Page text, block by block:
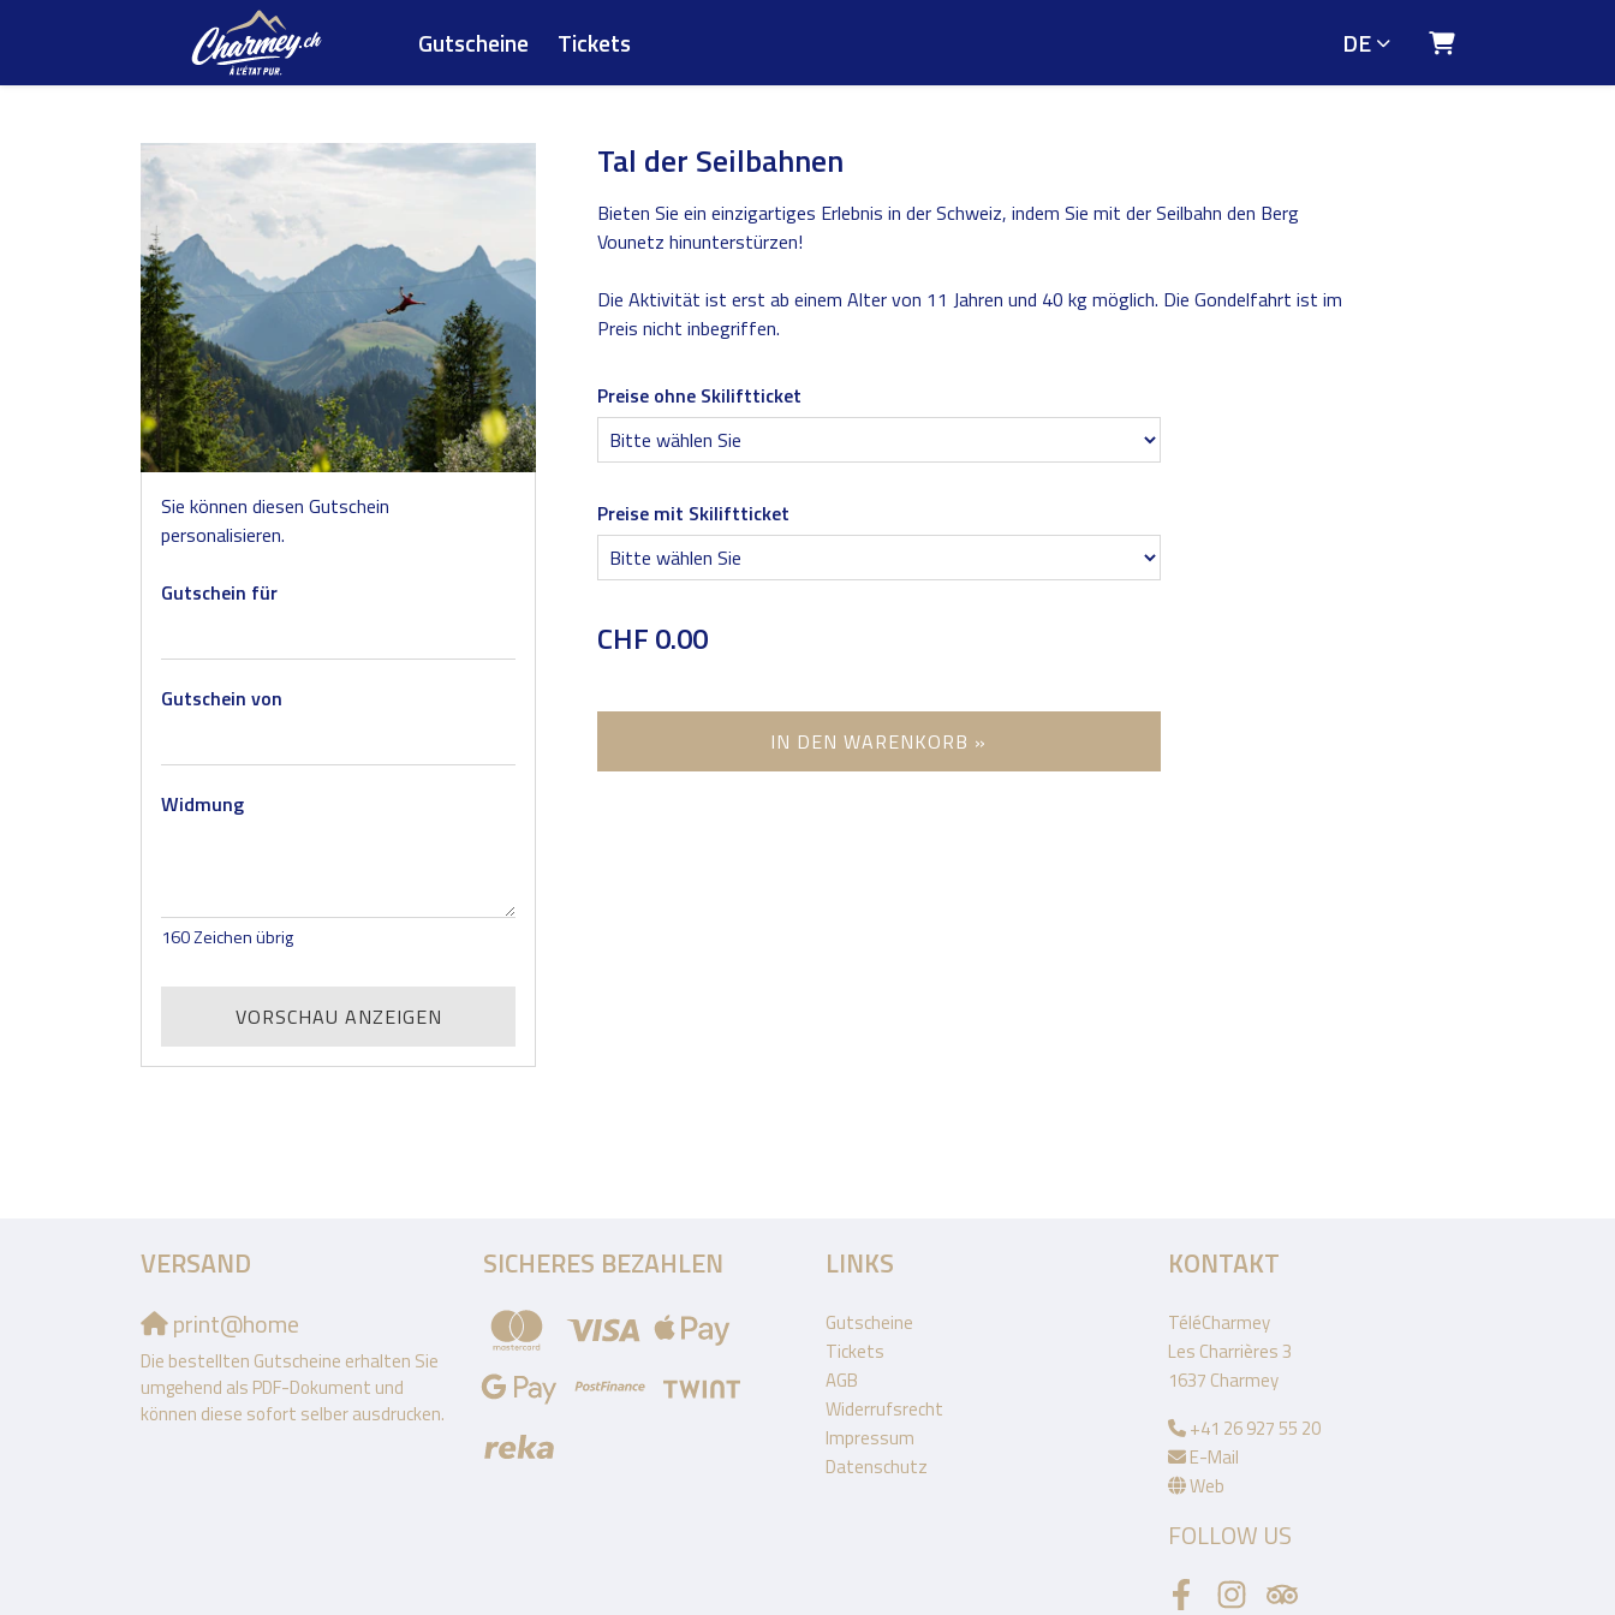
Gutscheine Tickets DE Warenkorb
Sie können diesen Gutschein
personalisieren.
Gutschein für
Gutschein von
Widmung
160Zeichen übrig
VORSCHAU ANZEIGEN
Tal der Seilbahnen
Bieten Sie ein einzigartiges Erlebnis in der Schweiz, indem Sie mit der Seilbahn den Berg
Vounetz hinunterstürzen!
Die Aktivität ist erst ab einem Alter von 11 Jahren und 40 kg möglich. Die Gondelfahrt ist im
Preis nicht inbegriffen.
Preise ohne Skiliftticket
Preise mit Skiliftticket
CHF 0.00
IN DEN WARENKORB »
VERSAND
print@home
Die bestellten Gutscheine erhalten Sie
umgehend als PDF-Dokument und
können diese sofort selber ausdrucken.
SICHERES BEZAHLEN LINKS
Gutscheine
Tickets
AGB
Widerrufsrecht
Impressum
Datenschutz
KONTAKT
TéléCharmey
Les Charrières 3
1637 Charmey
+41 26 927 55 20
E-Mail
Web
FOLLOW US
FacebookInstagramTripadvisor